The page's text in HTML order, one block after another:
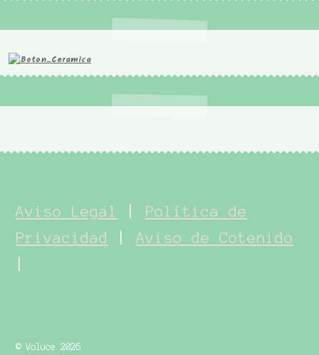
Aviso Legal
Política de
Privacidad
|Aviso de Cotenido
© Voluce 2026